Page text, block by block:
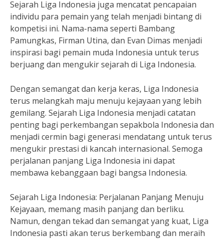
Sejarah Liga Indonesia juga mencatat pencapaian
individu para pemain yang telah menjadi bintang di
kompetisi ini. Nama-nama seperti Bambang
Pamungkas, Firman Utina, dan Evan Dimas menjadi
inspirasi bagi pemain muda Indonesia untuk terus
berjuang dan mengukir sejarah di Liga Indonesia.
Dengan semangat dan kerja keras, Liga Indonesia
terus melangkah maju menuju kejayaan yang lebih
gemilang. Sejarah Liga Indonesia menjadi catatan
penting bagi perkembangan sepakbola Indonesia dan
menjadi cermin bagi generasi mendatang untuk terus
mengukir prestasi di kancah internasional. Semoga
perjalanan panjang Liga Indonesia ini dapat
membawa kebanggaan bagi bangsa Indonesia.
Sejarah Liga Indonesia: Perjalanan Panjang Menuju
Kejayaan, memang masih panjang dan berliku.
Namun, dengan tekad dan semangat yang kuat, Liga
Indonesia pasti akan terus berkembang dan meraih